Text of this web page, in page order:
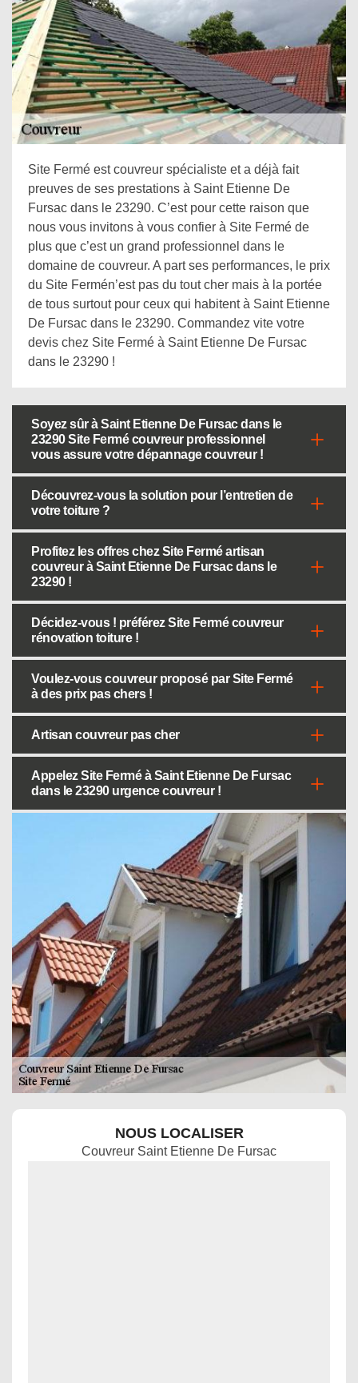
Site Fermé est couvreur spécialiste et a déjà fait
preuves de ses prestations à Saint Etienne De
Fursac dans le 23290. C’est pour cette raison que
nous vous invitons à vous confier à Site Fermé de
plus que c’est un grand professionnel dans le
domaine de couvreur. A part ses performances, le prix
du Site Fermén’est pas du tout cher mais à la portée
de tous surtout pour ceux qui habitent à Saint Etienne
De Fursac dans le 23290. Commandez vite votre
devis chez Site Fermé à Saint Etienne De Fursac
dans le 23290 !
Soyez sûr à Saint Etienne De Fursac dans le
23290 Site Fermé couvreur professionnel
vous assure votre dépannage couvreur !
Découvrez-vous la solution pour l’entretien de
votre toiture ?
Profitez les offres chez Site Fermé artisan
couvreur à Saint Etienne De Fursac dans le
23290 !
Décidez-vous ! préférez Site Fermé couvreur
rénovation toiture !
Voulez-vous couvreur proposé par Site Fermé
à des prix pas chers !
Artisan couvreur pas cher
Appelez Site Fermé à Saint Etienne De Fursac
dans le 23290 urgence couvreur !
NOUS LOCALISER
Couvreur Saint Etienne De Fursac